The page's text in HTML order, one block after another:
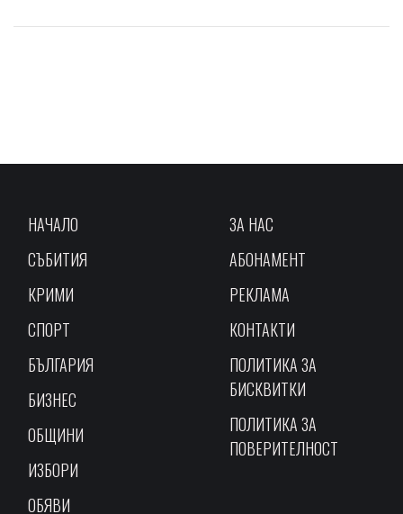
НАЧАЛО
СЪБИТИЯ
КРИМИ
СПОРТ
БЪЛГАРИЯ
БИЗНЕС
ОБЩИНИ
ИЗБОРИ
ОБЯВИ
ЗА НАС
АБОНАМЕНТ
РЕКЛАМА
КОНТАКТИ
ПОЛИТИКА ЗА
БИСКВИТКИ
ПОЛИТИКА ЗА
ПОВЕРИТЕЛНОСТ